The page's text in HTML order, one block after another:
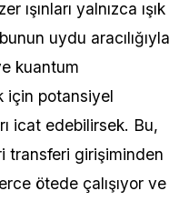
yalnızca ışık
uydu aracılığıyla
kuantum
için potansiyel
icat edebilirsek. Bu,
transferi girişiminden
ötede çalışıyor ve